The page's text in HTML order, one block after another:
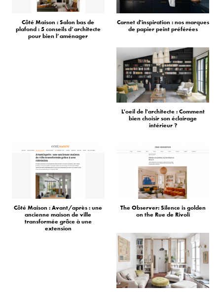
Côté Maison : Salon bas de
plafond : 5 conseils d’architecte
pour bien l’aménager
Carnet d'inspiration : nos marques
de papier peint préférées
L'oeil de l'architecte : Comment
bien choisir son éclairage
intérieur ?
Côté Maison : Avant/après : une
ancienne maison de ville
transformée grâce à une
extension
The Observer: Silence is golden
on the Rue de Rivoli